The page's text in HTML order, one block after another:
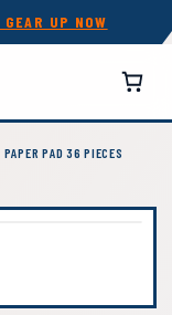
UP NOW
PAD 36 PIECES